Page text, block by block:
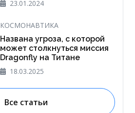
23.01.2024
КОСМОНАВТИКА
Названа угроза, с которой
может столкнуться миссия
Dragonfly на Титане
18.03.2025
Все статьи